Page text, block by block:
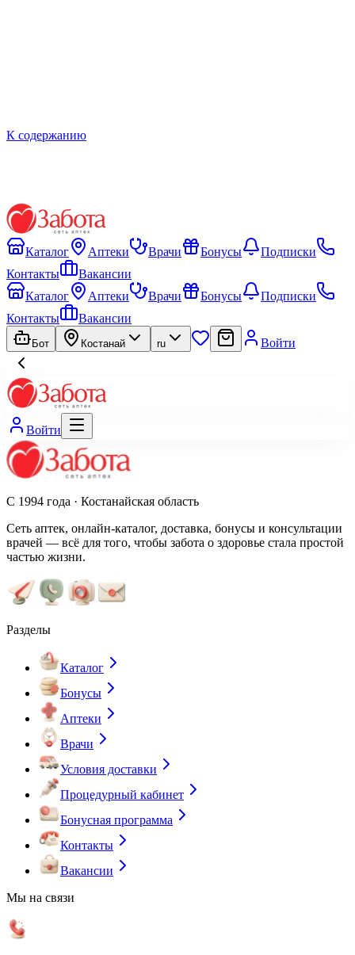
К содержанию
Каталог Аптеки Врачи Бонусы
Подписки
Контакты
Вакансии
Каталог
Аптеки Врачи Бонусы
Подписки
Контакты
Вакансии
Бот Костанай ru Войти
Войти
С 1994 года · Костанайская область
Сеть аптек, онлайн-каталог, доставка, бонусы и консультации
врачей — всё для того, чтобы забота о здоровье стала простой
частью жизни.
Разделы
Каталог
Бонусы
Аптеки
Врачи
Условия доставки
Процедурный кабинет
Бонусная программа
Контакты
Вакансии
Мы на связи